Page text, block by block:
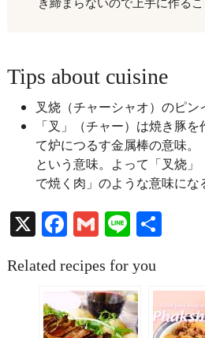
Tips about cuisine
叉烧（チャーシャオ）のピン
「叉」（チャー）は焼き豚
て炉につるす金属棒の意味。
という意味。よって「叉烧
で焼く肉」のような意味にな
X Facebook
Gmail
Line共
Related recipes for you